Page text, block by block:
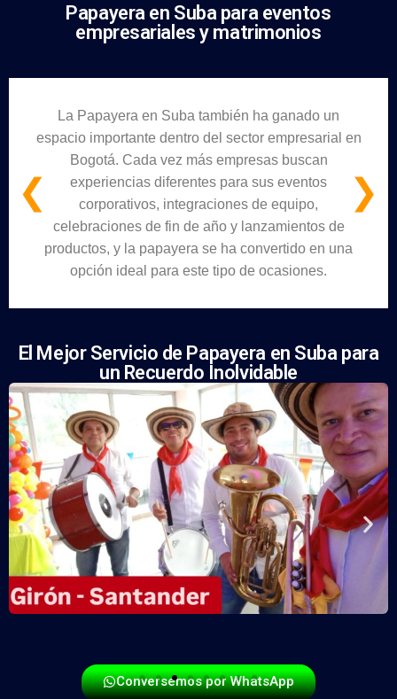
Papayera en Suba para eventos
empresariales y matrimonios
❮
La Papayera en Suba también ha ganado un
espacio importante dentro del sector empresarial en
Bogotá. Cada vez más empresas buscan
experiencias diferentes para sus eventos
corporativos, integraciones de equipo,
celebraciones de fin de año y lanzamientos de
productos, y la papayera se ha convertido en una
opción ideal para este tipo de ocasiones.
❯
El Mejor Servicio de Papayera en Suba para
un Recuerdo Inolvidable
Conversemos por WhatsApp